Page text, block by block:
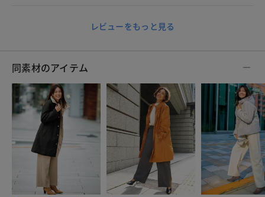
レビューをもっと見る
同素材のアイテム